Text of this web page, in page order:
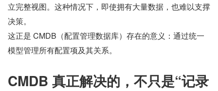
立完整视图。这种情况下，即使拥有大量数据，也难以支撑
决策。
这正是 CMDB（配置管理数据库）存在的意义：通过统一
模型管理所有配置项及其关系。
CMDB 真正解决的，不只是“记录